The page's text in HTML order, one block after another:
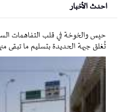
احدث الأخبار
حيس والخوخة في قلب التفاهمات
تُغلق جبهة الحديدة بتسليم ما تبقى